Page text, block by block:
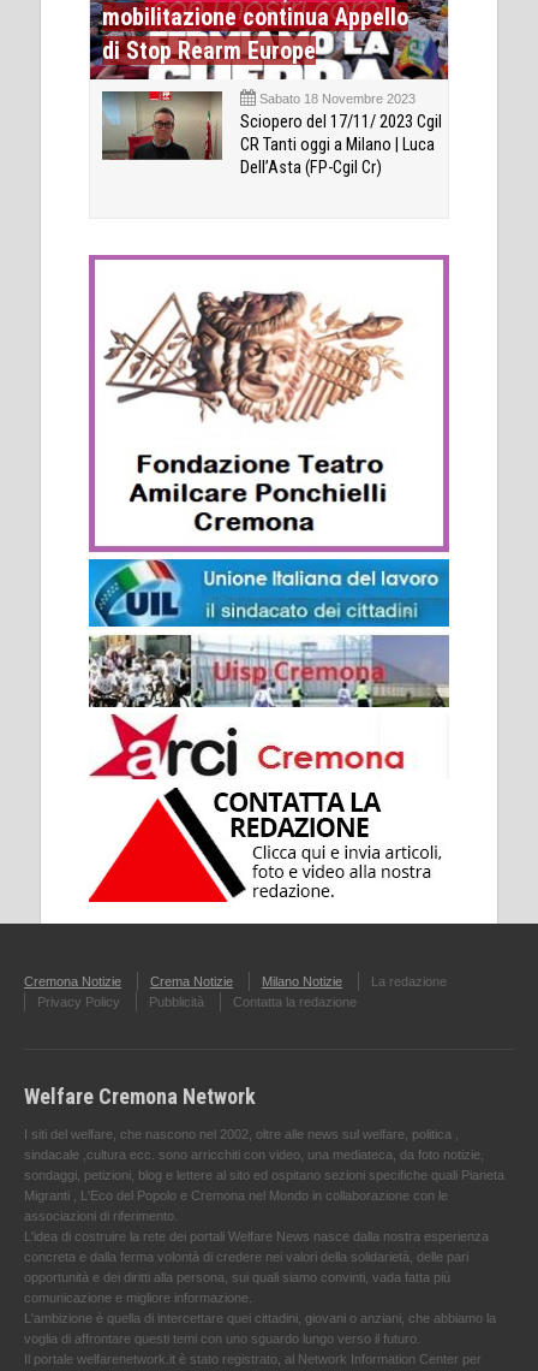
mobilitazione continua Appello
di Stop Rearm Europe
Sabato 18 Novembre 2023
Sciopero del 17/11/ 2023 Cgil
CR Tanti oggi a Milano | Luca
Dell’Asta (FP-Cgil Cr)
Cremona Notizie Crema Notizie Milano Notizie
La redazione
Privacy Policy
Pubblicità Contatta la redazione
Welfare Cremona Network
I siti del welfare, che nascono nel 2002, oltre alle news sul welfare, politica ,
sindacale ,cultura ecc. sono arricchiti con video, una mediateca, da foto notizie,
sondaggi, petizioni, blog e lettere al sito ed ospitano sezioni specifiche quali Pianeta
Migranti , L'Eco del Popolo e Cremona nel Mondo in collaborazione con le
associazioni di riferimento.
L'idea di costruire la rete dei portali Welfare News nasce dalla nostra esperienza
concreta e dalla ferma volontà di credere nei valori della solidarietà, delle pari
opportunità e dei diritti alla persona, sui quali siamo convinti, vada fatta più
comunicazione e migliore informazione.
L'ambizione è quella di intercettare quei cittadini, giovani o anziani, che abbiamo la
voglia di affrontare questi temi con uno sguardo lungo verso il futuro.
Il portale welfarenetwork.it è stato registrato, al Network Information Center per